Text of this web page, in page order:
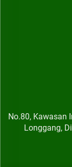
No.80, Kawasan
Longgang,